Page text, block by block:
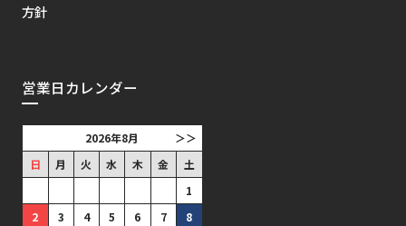
方針
営業日カレンダー
＞＞
2026年8月
日
月 火 水 木 金
土
1
2
3 4 5 6 7
8